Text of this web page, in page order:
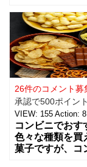
カップラーメ
26件のコメント募
承認で500ポイン
VIEW: 155 Action: 8
コンビニでおす
色々な種類を買
菓子ですが、コ